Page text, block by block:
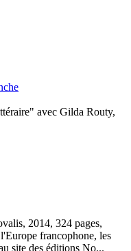
avec Gilda Routy,
2014, 324 pages,
francophone, les
site des éditions No...